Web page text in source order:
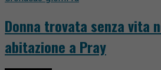
Donna trovata senza vita
abitazione a Pray